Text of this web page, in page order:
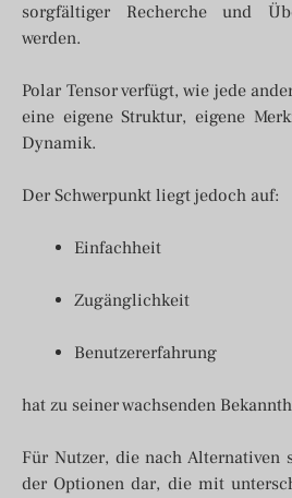
sorgfältiger Recherche und
werden.
Polar Tensor verfügt, wie jede
eine eigene Struktur, eigene
Dynamik.
Der Schwerpunkt liegt jedoch auf:
Einfachheit
Zugänglichkeit
Benutzererfahrung
hat zu seiner wachsenden
Für Nutzer, die nach Alternativen
der Optionen dar, die mit